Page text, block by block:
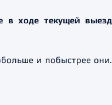
ходе текущей
и побыстрее